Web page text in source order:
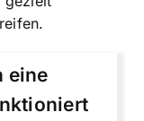
eine